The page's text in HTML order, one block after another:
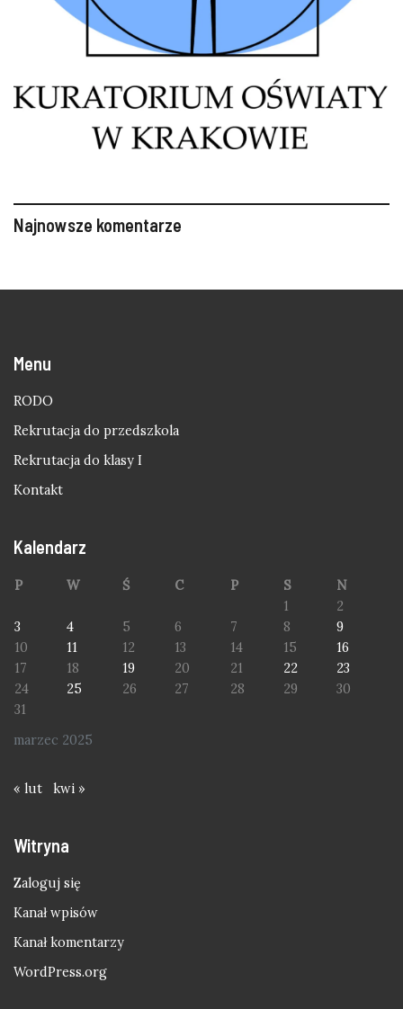
Najnowsze komentarze
Menu
RODO
Rekrutacja do przedszkola
Rekrutacja do klasy I
Kontakt
Kalendarz
marzec 2025
P W Ś C P S
N
1
2
3
4 5 6 7 8
9
10
11 12 13 14 15
16
17
18 19 20 21 22
23
24
25 26 27 28 29
30
31
« lut kwi »
Witryna
Zaloguj się
Kanał wpisów
Kanał komentarzy
WordPress.org